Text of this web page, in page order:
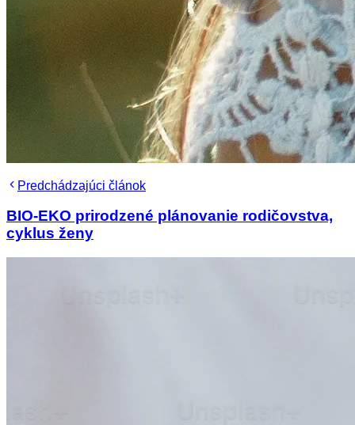
Predchádzajúci článok
BIO-EKO prirodzené plánovanie rodičovstva,
cyklus ženy